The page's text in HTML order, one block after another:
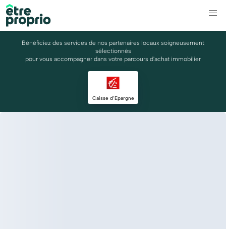
Bénéficiez des services de nos partenaires locaux soigneusement
sélectionnés
pour vous accompagner dans votre parcours d'achat immobilier
Caisse d’Epargne